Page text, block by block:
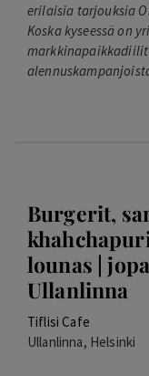
erilaisia tarjouksia
Koska kyseessä on
Burgerit,
lounas |
Ullanlinna
Tiflisi Cafe
Ullanlinna, Helsinki